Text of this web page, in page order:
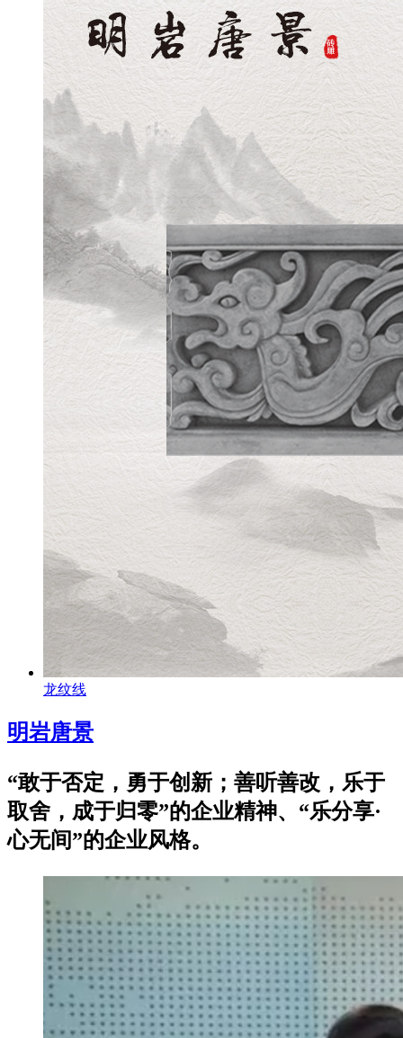
龙纹线
明岩唐景
“敢于否定，勇于创新；善听善改，乐于
取舍，成于归零”的企业精神、“乐分享·
心无间”的企业风格。